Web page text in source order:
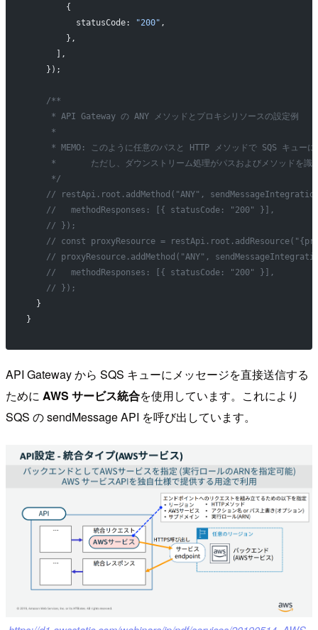
        {
          statusCode:
"200" ,
        },
      ],
    });
    /**
     * API Gateway の ANY メソッドとプロキシリソースの設定例
     *
* MEMO: このように任意のパスと HTTP メソッドで SQS キューに
*       ただし、ダウンストリーム処理がパスおよびメソッドを識
     */
// restApi.root.addMethod("ANY",
    //   methodResponses: [{ statusCode: "200" }],
    // });
// const proxyResource =
// proxyResource.addMethod("ANY",
    //   methodResponses: [{ statusCode: "200" }],
    // });
  }
}
API Gateway から SQS キューにメッセージを直接送信する
ために AWS サービス統合を使用しています。これにより
SQS の sendMessage API を呼び出しています。